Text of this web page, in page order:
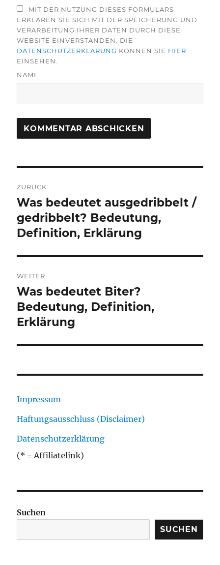
MIT DER NUTZUNG DIESES FORMULARS
ERKLÄREN SIE SICH MIT DER SPEICHERUNG UND
VERARBEITUNG IHRER DATEN DURCH DIESE
WEBSITE EINVERSTANDEN. DIE
DATENSCHUTZERKLÄRUNG KÖNNEN SIE HIER
EINSEHEN.
NAME
ZURÜCK
Vorheriger
Beitrag:
Was bedeutet ausgedribbelt /
gedribbelt? Bedeutung,
Definition, Erklärung
WEITER
Nächster
Beitrag:
Was bedeutet Biter?
Bedeutung, Definition,
Erklärung
Impressum
Haftungsausschluss (Disclaimer)
Datenschutzerklärung
(* = Affiliatelink)
Suchen
SUCHEN